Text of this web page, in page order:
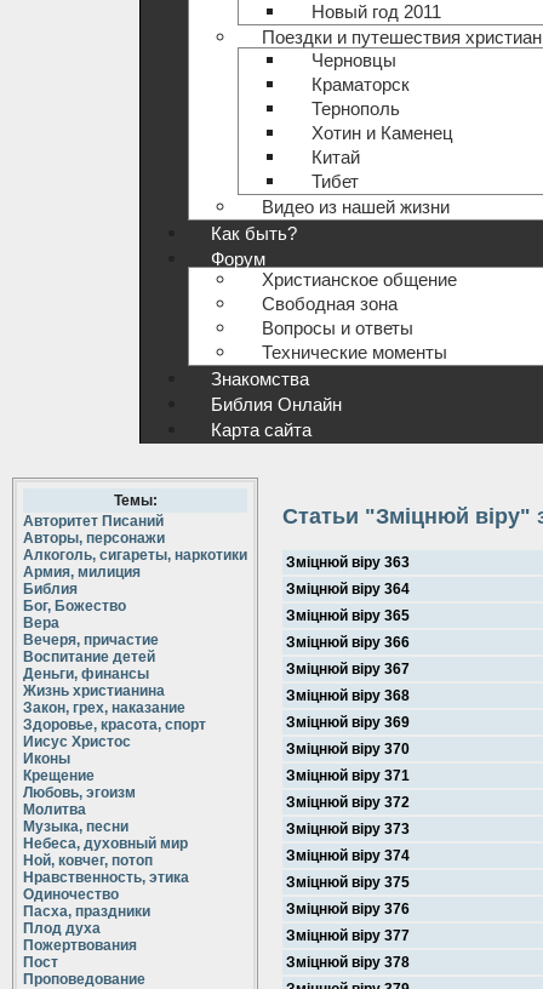
Новый год 2011
Поездки и путешествия христиан
Черновцы
Краматорск
Тернополь
Хотин и Каменец
Китай
Тибет
Видео из нашей жизни
Как быть?
Форум
Христианское общение
Свободная зона
Вопросы и ответы
Технические моменты
Знакомства
Библия Онлайн
Карта сайта
Темы:
Авторитет Писаний
Авторы, персонажи
Алкоголь, сигареты, наркотики
Армия, милиция
Библия
Бог, Божество
Вера
Вечеря, причастие
Воспитание детей
Деньги, финансы
Жизнь христианина
Закон, грех, наказание
Здоровье, красота, спорт
Иисус Христос
Иконы
Крещение
Любовь, эгоизм
Молитва
Музыка, песни
Небеса, духовный мир
Ной, ковчег, потоп
Нравственность, этика
Одиночество
Пасха, праздники
Плод духа
Пожертвования
Пост
Проповедование
Статьи "Зміцнюй віру"
Зміцнюй віру 363
Зміцнюй віру 364
Зміцнюй віру 365
Зміцнюй віру 366
Зміцнюй віру 367
Зміцнюй віру 368
Зміцнюй віру 369
Зміцнюй віру 370
Зміцнюй віру 371
Зміцнюй віру 372
Зміцнюй віру 373
Зміцнюй віру 374
Зміцнюй віру 375
Зміцнюй віру 376
Зміцнюй віру 377
Зміцнюй віру 378